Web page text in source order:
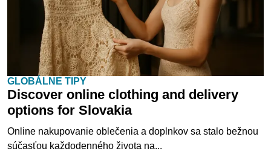
GLOBÁLNE TIPY
Discover online clothing and delivery
options for Slovakia
Online nakupovanie oblečenia a doplnkov sa stalo bežnou
súčasťou každodenného života na...